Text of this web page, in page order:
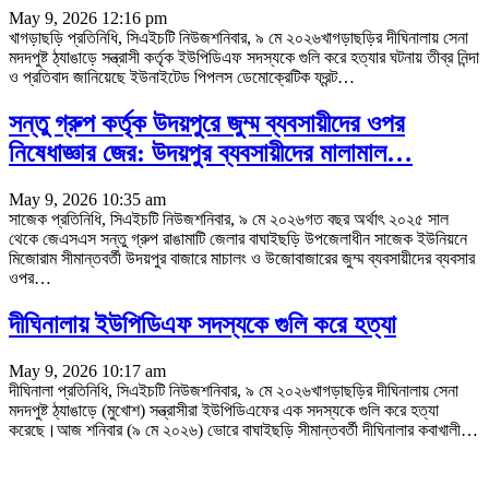
May 9, 2026 12:16 pm
খাগড়াছড়ি প্রতিনিধি, সিএইচটি নিউজশনিবার, ৯ মে ২০২৬খাগড়াছড়ির দীঘিনালায় সেনা
মদদপুষ্ট ঠ্যাঙাড়ে সন্ত্রাসী কর্তৃক ইউপিডিএফ সদস্যকে গুলি করে হত্যার ঘটনায় তীব্র নিন্দা
ও প্রতিবাদ জানিয়েছে ইউনাইটেড পিপলস ডেমোক্রেটিক ফ্রন্ট…
সন্তু গ্রুপ কর্তৃক উদয়পুরে জুম্ম ব্যবসায়ীদের ওপর
নিষেধাজ্ঞার জের: উদয়পুর ব্যবসায়ীদের মালামাল…
May 9, 2026 10:35 am
সাজেক প্রতিনিধি, সিএইচটি নিউজশনিবার, ৯ মে ২০২৬গত বছর অর্থাৎ ২০২৫ সাল
থেকে জেএসএস সন্তু গ্রুপ রাঙামাটি জেলার বাঘাইছড়ি উপজেলাধীন সাজেক ইউনিয়নে
মিজোরাম সীমান্তবর্তী উদয়পুর বাজারে মাচালং ও উজোবাজারের জুম্ম ব্যবসায়ীদের ব্যবসার
ওপর…
দীঘিনালায় ইউপিডিএফ সদস্যকে গুলি করে হত্যা
May 9, 2026 10:17 am
দীঘিনালা প্রতিনিধি, সিএইচটি নিউজশনিবার, ৯ মে ২০২৬খাগড়াছড়ির দীঘিনালায় সেনা
মদদপুষ্ট ঠ্যাঙাড়ে (মুখোশ) সন্ত্রাসীরা ইউপিডিএফের এক সদস্যকে গুলি করে হত্যা
করেছে।আজ শনিবার (৯ মে ২০২৬) ভোরে বাঘাইছড়ি সীমান্তবর্তী দীঘিনালার কবাখালী…